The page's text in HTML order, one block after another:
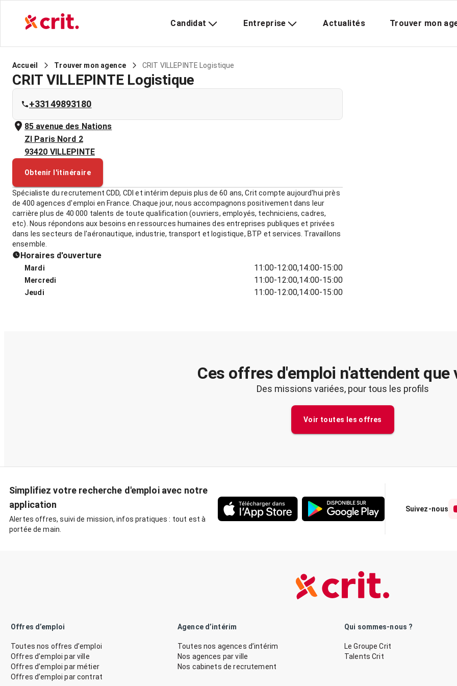
Candidat Entreprise Actualités Trouver mon
Accueil Trouver mon agence CRIT VILLEPINTE Logistique
CRIT VILLEPINTE Logistique
+33149893180
85 avenue des Nations
ZI Paris Nord 2
93420 VILLEPINTE
Obtenir l'itinéraire
Spécialiste du recrutement CDD, CDI et intérim depuis plus de 60 ans, Crit compte aujourd'hui près
de 400 agences d'emploi en France. Chaque jour, nous accompagnons positivement dans leur
carrière plus de 40 000 talents de toute qualification (ouvriers, employés, techniciens, cadres,
etc). Nous répondons aux besoins en ressources humaines des entreprises publiques et privées
dans les secteurs de l'aéronautique, industrie, transport et logistique, BTP et services. Travaillons
ensemble.
Horaires d'ouverture
Mardi 11:00-12:00,14:00-15:00
Mercredi 11:00-12:00,14:00-15:00
Jeudi 11:00-12:00,14:00-15:00
Ces offres d'emploi n'attendent que
Des missions variées, pour tous les profils
Voir toutes les offres
Simplifiez votre recherche d'emploi avec notre
application
Alertes offres, suivi de mission, infos pratiques : tout est à
portée de main.
Suivez-nous
Offres d’emploi
Toutes nos offres d’emploi
Offres d’emploi par ville
Offres d’emploi par métier
Offres d’emploi par contrat
Agence d’intérim
Toutes nos agences d’intérim
Nos agences par ville
Nos cabinets de recrutement
Qui sommes-nous ?
Le Groupe Crit
Talents Crit